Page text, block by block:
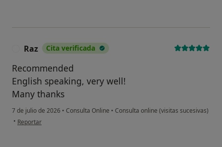
Raz Cita verificada
Recommended
English speaking, very well!
Many thanks
7 de julio de 2026 • Consulta Online • Consulta online (visitas sucesivas)
• en opinión del usuario Raz
Reportar